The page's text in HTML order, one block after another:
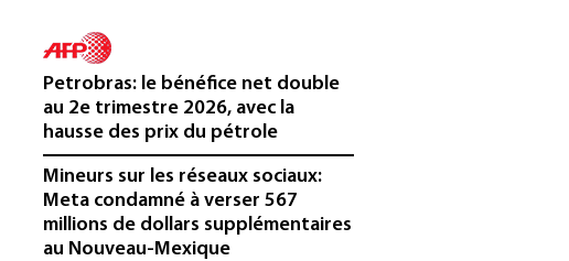
Petrobras: le bénéfice net double
au 2e trimestre 2026, avec la
hausse des prix du pétrole
Mineurs sur les réseaux sociaux:
Meta condamné à verser 567
millions de dollars supplémentaires
au Nouveau-Mexique